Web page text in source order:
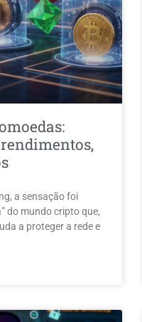
a sensação foi
do mundo cripto que,
a proteger a rede e